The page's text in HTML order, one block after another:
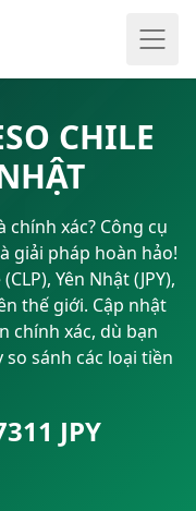
CHILE
xác? Công cụ
giải pháp hoàn hảo!
Yên Nhật (JPY),
thế giới. Cập nhật
chính xác, dù bạn
so sánh các loại tiền
JPY